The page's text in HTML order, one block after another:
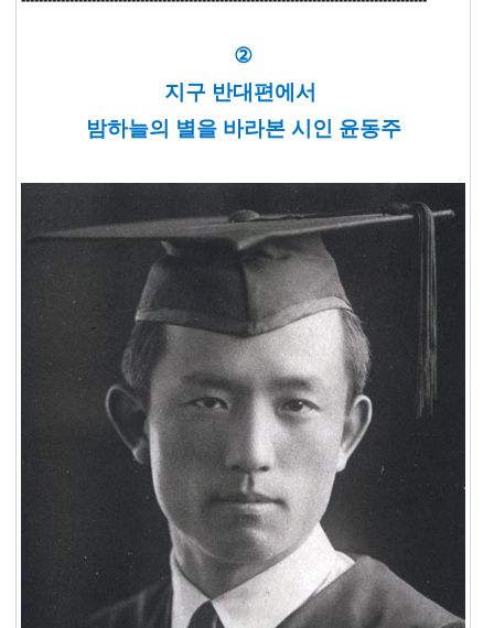
②
지구 반대편에서
밤하늘의 별을 바라본 시인 윤동주